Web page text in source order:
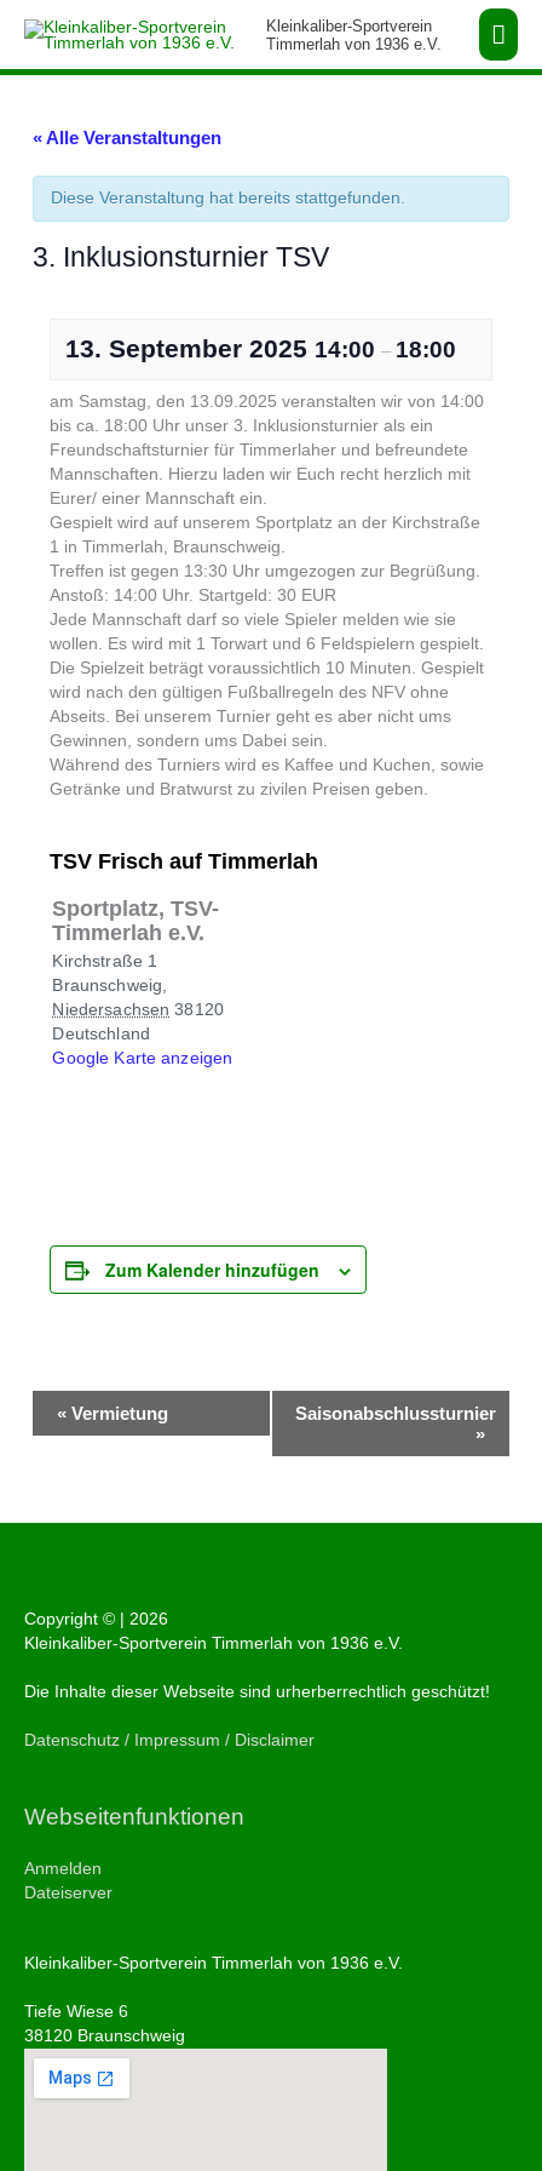
Inhalt
Kleinkaliber-Sportverein
Timmerlah von 1936 e.V.
« Alle Veranstaltungen
Diese Veranstaltung hat bereits stattgefunden.
3. Inklusionsturnier TSV
13. September 2025 14:00– 18:00
am Samstag, den 13.09.2025 veranstalten wir von 14:00
bis ca. 18:00 Uhr unser 3. Inklusionsturnier als ein
Freundschaftsturnier für Timmerlaher und befreundete
Mannschaften. Hierzu laden wir Euch recht herzlich mit
Eurer/ einer Mannschaft ein.
Gespielt wird auf unserem Sportplatz an der Kirchstraße
1 in Timmerlah, Braunschweig.
Treffen ist gegen 13:30 Uhr umgezogen zur Begrüßung.
Anstoß: 14:00 Uhr. Startgeld: 30 EUR
Jede Mannschaft darf so viele Spieler melden wie sie
wollen. Es wird mit 1 Torwart und 6 Feldspielern gespielt.
Die Spielzeit beträgt voraussichtlich 10 Minuten. Gespielt
wird nach den gültigen Fußballregeln des NFV ohne
Abseits. Bei unserem Turnier geht es aber nicht ums
Gewinnen, sondern ums Dabei sein.
Während des Turniers wird es Kaffee und Kuchen, sowie
Getränke und Bratwurst zu zivilen Preisen geben.
TSV Frisch auf Timmerlah
Sportplatz, TSV-
Timmerlah e.V.
Kirchstraße 1
Braunschweig
Niedersachsen 38120
Deutschland
Google Karte anzeigen
Zum Kalender hinzufügen
Navigation
« Vermietung
Saisonabschlussturnier
»
Copyright © | 2026
Kleinkaliber-Sportverein Timmerlah von 1936 e.V.
Die Inhalte dieser Webseite sind urherberrechtlich geschützt!
Datenschutz / Impressum / Disclaimer
Webseitenfunktionen
Anmelden
Dateiserver
Kleinkaliber-Sportverein Timmerlah von 1936 e.V.
Tiefe Wiese 6
38120 Braunschweig